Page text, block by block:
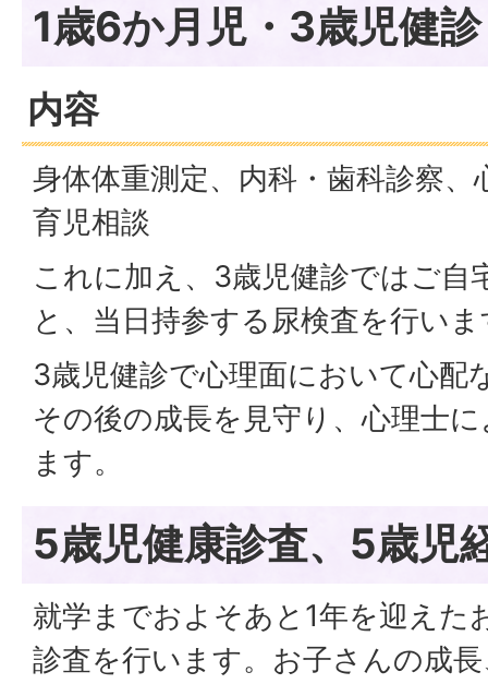
1歳6か月児・3歳児健診
内容
身体体重測定、内科・歯科診察、
育児相談
これに加え、3歳児健診ではご自
と、当日持参する尿検査を行い
3歳児健診で心理面において心配
その後の成長を見守り、心理士
ます。
5歳児健康診査、5歳児
就学までおよそあと1年を迎えた
診査を行います。お子さんの成